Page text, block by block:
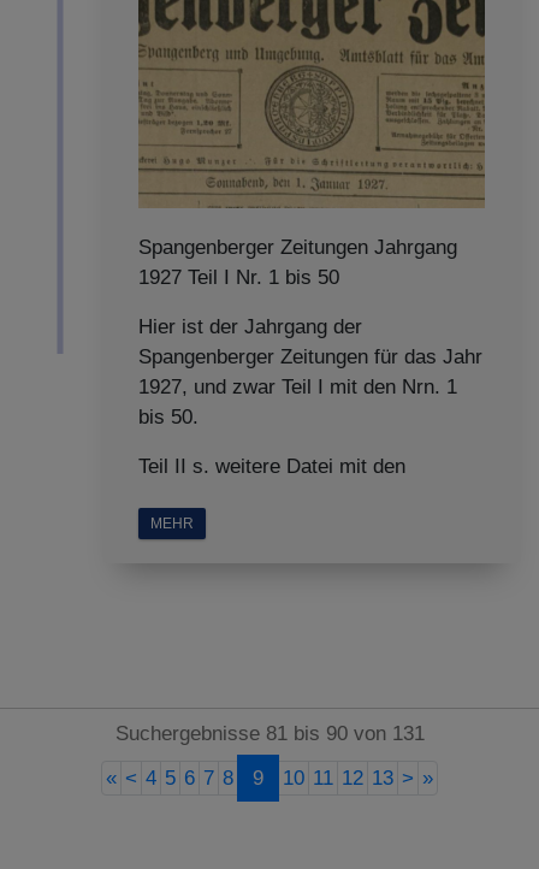
Spangenberger Zeitungen Jahrgang
1927 Teil I Nr. 1 bis 50
Hier ist der Jahrgang der
Spangenberger Zeitungen für das Jahr
1927, und zwar Teil I mit den Nrn. 1
bis 50.
Teil II s. weitere Datei mit den
MEHR
Suchergebnisse 81 bis 90 von 131
« < 4 5 6 7 8 9 10 11 12 13 > »